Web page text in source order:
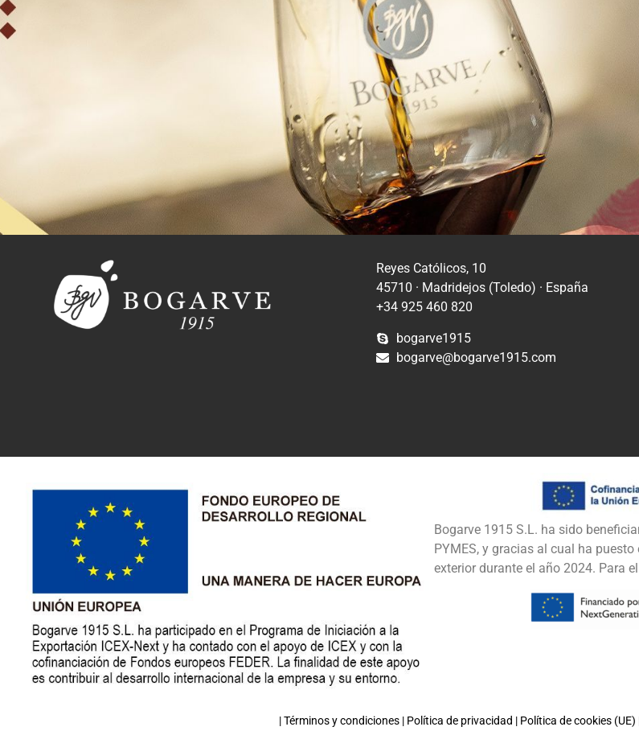
Reyes Católicos, 10
45710 · Madridejos (Toledo) · España
+34 925 460 820
bogarve1915
bogarve@bogarve1915.com
Bogarve 1915 S.L. ha sido
PYMES, y gracias al cual ha
exterior durante el año 2024. Para
|Términos y condiciones| Política de privacidad | Política de cookies (UE)